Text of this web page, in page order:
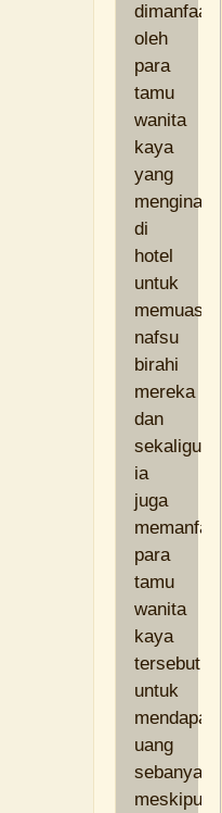
oleh
para
tamu
wanita
kaya
yang
menginal
di
hotel
untuk
nafsu
birahi
mereka
dan
sekaligus
ia
juga
para
tamu
wanita
kaya
tersebut
untuk
uang
meskipun